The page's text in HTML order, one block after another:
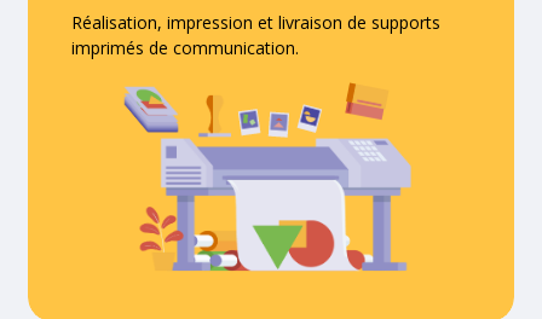
Réalisation, impression et livraison de supports
imprimés de communication.